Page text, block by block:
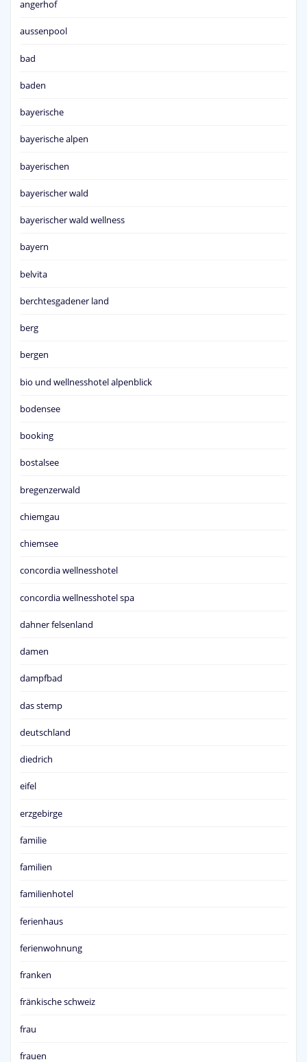
angerhof
aussenpool
bad
baden
bayerische
bayerische alpen
bayerischen
bayerischer wald
bayerischer wald wellness
bayern
belvita
berchtesgadener land
berg
bergen
bio und wellnesshotel alpenblick
bodensee
booking
bostalsee
bregenzerwald
chiemgau
chiemsee
concordia wellnesshotel
concordia wellnesshotel spa
dahner felsenland
damen
dampfbad
das stemp
deutschland
diedrich
eifel
erzgebirge
familie
familien
familienhotel
ferienhaus
ferienwohnung
franken
fränkische schweiz
frau
frauen